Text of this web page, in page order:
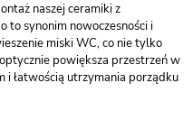
naszej ceramiki z
synonim nowoczesności i
miski WC, co nie tylko
powiększa przestrzeń w
i łatwością utrzymania porządku